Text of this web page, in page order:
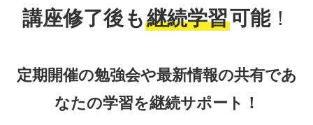
講座修了後も継続学習可能！
定期開催の勉強会や最新情報の共有であ
なたの学習を継続サポート！